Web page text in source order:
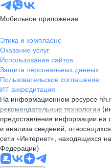
Мобильное приложение
Этика и комплаенс
Оказание услуг
Использование сайтов
Защита персональных данных
Пользовательское соглашение
ИТ аккредитация
На информационном ресурсе
рекомендательные технологии
предоставления информации на
и анализа сведений,
сети «Интернет», находящихся
Федерации)